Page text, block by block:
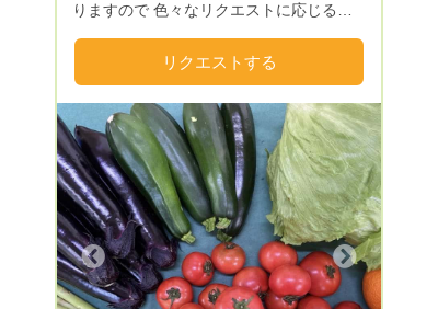
りますので 色々なリクエストに応じる事
リクエストする
Next